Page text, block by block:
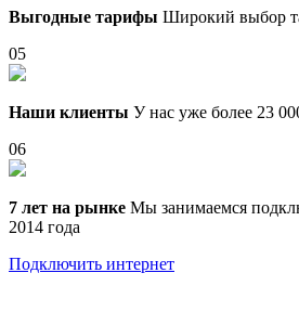
Выгодные тарифы Широкий выбор
05
Наши клиенты У нас уже более 23
06
7 лет на рынке Мы занимаемся
2014 года
Подключить интернет